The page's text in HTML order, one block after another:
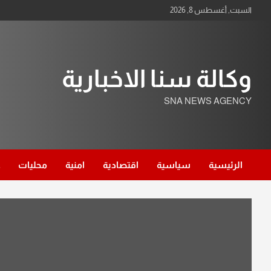
السبت, أغسطس 8, 2026
وكالة سنا الاخبارية
SNA NEWS AGENCY
الرئيسية سياسية اقتصادية امنية محليات